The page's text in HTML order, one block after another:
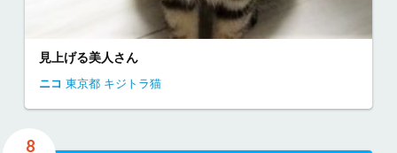
見上げる美人さん
ニコ 東京都 キジトラ猫
8